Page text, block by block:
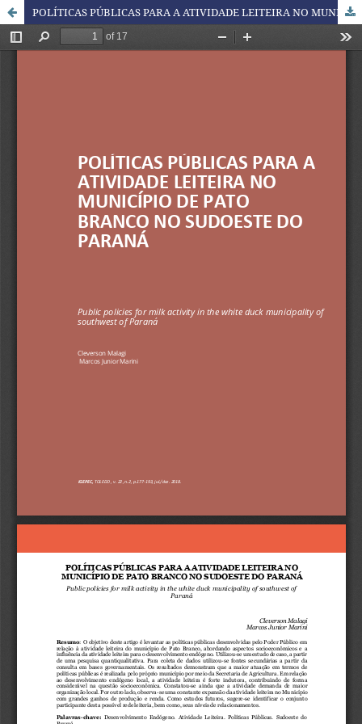
POLÍTICAS PÚBLICAS PARA A ATIVIDADE LEITEIRA NO MUNICÍPIO DE PATO BRANCO NO SUDOESTE DO PARANÁ